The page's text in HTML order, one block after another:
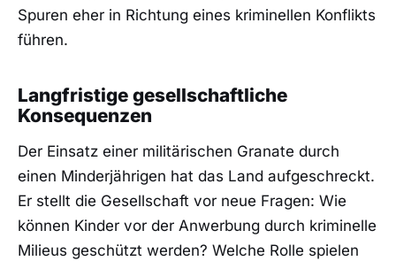
Spuren eher in Richtung eines kriminellen Konflikts
führen.
Langfristige gesellschaftliche
Konsequenzen
Der Einsatz einer militärischen Granate durch
einen Minderjährigen hat das Land aufgeschreckt.
Er stellt die Gesellschaft vor neue Fragen: Wie
können Kinder vor der Anwerbung durch kriminelle
Milieus geschützt werden? Welche Rolle spielen